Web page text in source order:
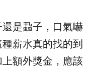
是蝨子，口氣嚇
薪水真的找的到
額外獎金，應該